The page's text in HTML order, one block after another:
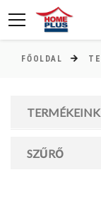
FŐOLDAL
TERMÉKEINK
SZŰRŐ
Maximum ár